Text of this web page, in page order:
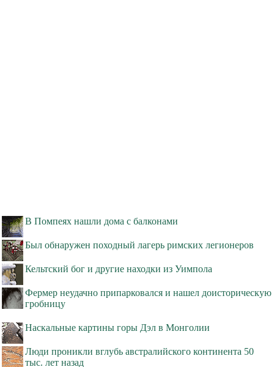
В Помпеях нашли дома с балконами
Был обнаружен походный лагерь римских легионеров
Кельтский бог и другие находки из Уимпола
Фермер неудачно припарковался и нашел доисторическую
гробницу
Наскальные картины горы Дэл в Монголии
Люди проникли вглубь австралийского континента 50
тыс. лет назад